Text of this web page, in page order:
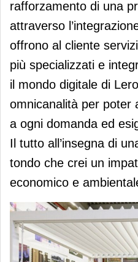
rafforzamento di una
attraverso
offrono al cliente
più specializzati e
il mondo digitale di
omnicanalità per poter
a ogni domanda ed
Il tutto all’insegna di
tondo che crei un
economico e